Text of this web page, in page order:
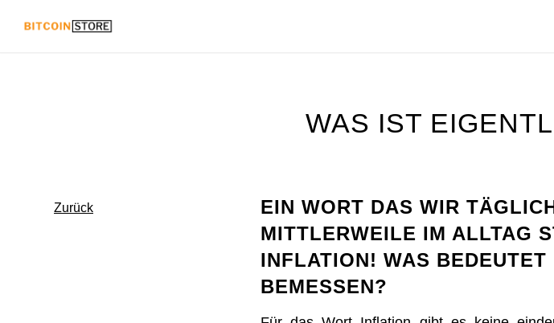
WAS IST
Zurück
EIN WORT DAS WIR
MITTLERWEILE IM ALLTAG
INFLATION! WAS
BEMESSEN?